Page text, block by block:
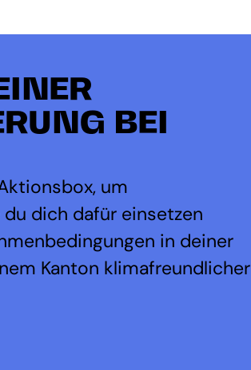
BEI
um
dich dafür einsetzen
in deiner
Kanton klimafreundlicher